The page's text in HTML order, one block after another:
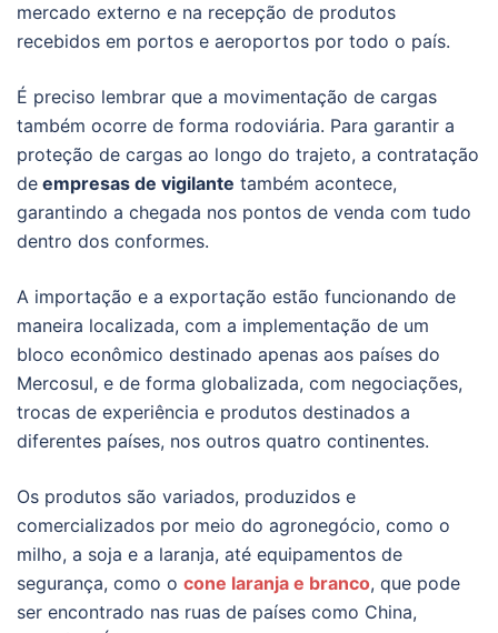
mercado externo e na recepção de produtos
recebidos em portos e aeroportos por todo o país.
É preciso lembrar que a movimentação de cargas
também ocorre de forma rodoviária. Para garantir a
proteção de cargas ao longo do trajeto, a contratação
de empresas de vigilante também acontece,
garantindo a chegada nos pontos de venda com tudo
dentro dos conformes.
A importação e a exportação estão funcionando de
maneira localizada, com a implementação de um
bloco econômico destinado apenas aos países do
Mercosul, e de forma globalizada, com negociações,
trocas de experiência e produtos destinados a
diferentes países, nos outros quatro continentes.
Os produtos são variados, produzidos e
comercializados por meio do agronegócio, como o
milho, a soja e a laranja, até equipamentos de
segurança, como o cone laranja e branco, que pode
ser encontrado nas ruas de países como China,